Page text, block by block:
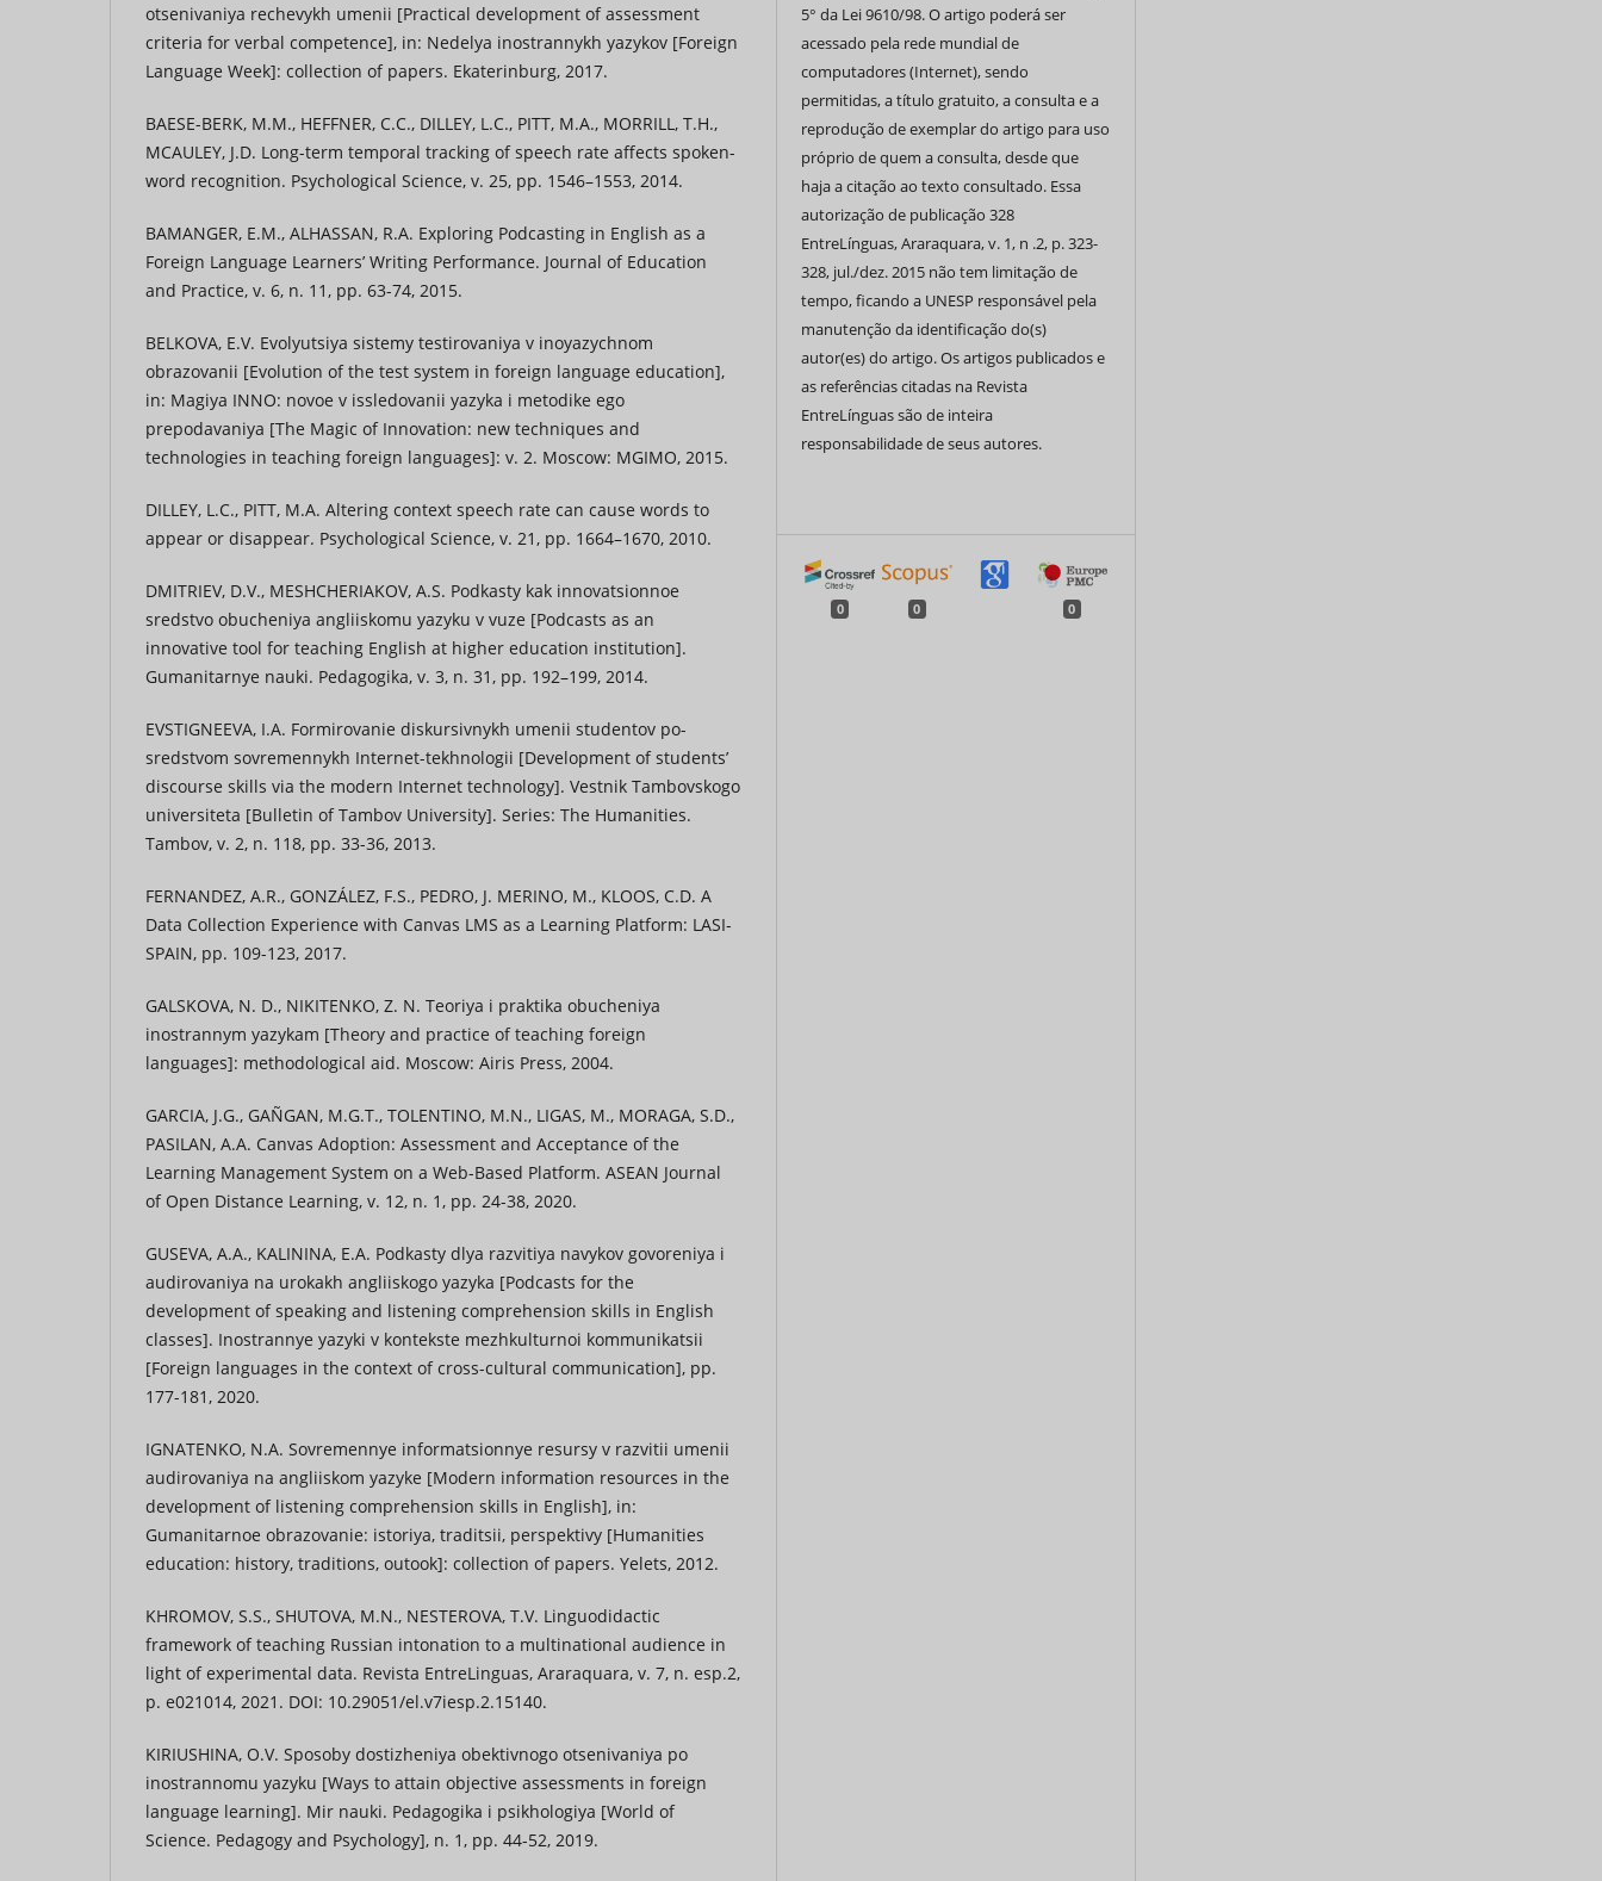
otsenivaniya rechevykh umenii [Practical development of assessment
criteria for verbal competence], in: Nedelya inostrannykh yazykov [Foreign
Language Week]: collection of papers. Ekaterinburg, 2017.
BAESE-BERK, M.M., HEFFNER, C.C., DILLEY, L.C., PITT, M.A., MORRILL, T.H.,
MCAULEY, J.D. Long-term temporal tracking of speech rate affects spoken-
word recognition. Psychological Science, v. 25, pp. 1546–1553, 2014.
BAMANGER, E.M., ALHASSAN, R.A. Exploring Podcasting in English as a
Foreign Language Learners’ Writing Performance. Journal of Education
and Practice, v. 6, n. 11, pp. 63-74, 2015.
BELKOVA, E.V. Evolyutsiya sistemy testirovaniya v inoyazychnom
obrazovanii [Evolution of the test system in foreign language education],
in: Magiya INNO: novoe v issledovanii yazyka i metodike ego
prepodavaniya [The Magic of Innovation: new techniques and
technologies in teaching foreign languages]: v. 2. Moscow: MGIMO, 2015.
DILLEY, L.C., PITT, M.A. Altering context speech rate can cause words to
appear or disappear. Psychological Science, v. 21, pp. 1664–1670, 2010.
DMITRIEV, D.V., MESHCHERIAKOV, A.S. Podkasty kak innovatsionnoe
sredstvo obucheniya angliiskomu yazyku v vuze [Podcasts as an
innovative tool for teaching English at higher education institution].
Gumanitarnye nauki. Pedagogika, v. 3, n. 31, pp. 192–199, 2014.
EVSTIGNEEVA, I.A. Formirovanie diskursivnykh umenii studentov po-
sredstvom sovremennykh Internet-tekhnologii [Development of students’
discourse skills via the modern Internet technology]. Vestnik Tambovskogo
universiteta [Bulletin of Tambov University]. Series: The Humanities.
Tambov, v. 2, n. 118, pp. 33-36, 2013.
FERNANDEZ, A.R., GONZÁLEZ, F.S., PEDRO, J. MERINO, M., KLOOS, C.D. A
Data Collection Experience with Canvas LMS as a Learning Platform: LASI-
SPAIN, pp. 109-123, 2017.
GALSKOVA, N. D., NIKITENKO, Z. N. Teoriya i praktika obucheniya
inostrannym yazykam [Theory and practice of teaching foreign
languages]: methodological aid. Moscow: Airis Press, 2004.
GARCIA, J.G., GAÑGAN, M.G.T., TOLENTINO, M.N., LIGAS, M., MORAGA, S.D.,
PASILAN, A.A. Canvas Adoption: Assessment and Acceptance of the
Learning Management System on a Web-Based Platform. ASEAN Journal
of Open Distance Learning, v. 12, n. 1, pp. 24-38, 2020.
GUSEVA, A.A., KALININA, E.A. Podkasty dlya razvitiya navykov govoreniya i
audirovaniya na urokakh angliiskogo yazyka [Podcasts for the
development of speaking and listening comprehension skills in English
classes]. Inostrannye yazyki v kontekste mezhkulturnoi kommunikatsii
[Foreign languages in the context of cross-cultural communication], pp.
177-181, 2020.
IGNATENKO, N.A. Sovremennye informatsionnye resursy v razvitii umenii
audirovaniya na angliiskom yazyke [Modern information resources in the
development of listening comprehension skills in English], in:
Gumanitarnoe obrazovanie: istoriya, traditsii, perspektivy [Humanities
education: history, traditions, outook]: collection of papers. Yelets, 2012.
KHROMOV, S.S., SHUTOVA, M.N., NESTEROVA, T.V. Linguodidactic
framework of teaching Russian intonation to a multinational audience in
light of experimental data. Revista EntreLinguas, Araraquara, v. 7, n. esp.2,
p. e021014, 2021. DOI: 10.29051/el.v7iesp.2.15140.
KIRIUSHINA, O.V. Sposoby dostizheniya obektivnogo otsenivaniya po
inostrannomu yazyku [Ways to attain objective assessments in foreign
language learning]. Mir nauki. Pedagogika i psikhologiya [World of
Science. Pedagogy and Psychology], n. 1, pp. 44-52, 2019.
5° da Lei 9610/98. O artigo poderá ser
acessado pela rede mundial de
computadores (Internet), sendo
permitidas, a título gratuito, a consulta e a
reprodução de exemplar do artigo para uso
próprio de quem a consulta, desde que
haja a citação ao texto consultado. Essa
autorização de publicação 328
EntreLínguas, Araraquara, v. 1, n .2, p. 323-
328, jul./dez. 2015 não tem limitação de
tempo, ficando a UNESP responsável pela
manutenção da identificação do(s)
autor(es) do artigo. Os artigos publicados e
as referências citadas na Revista
EntreLínguas são de inteira
responsabilidade de seus autores.
0 0 0